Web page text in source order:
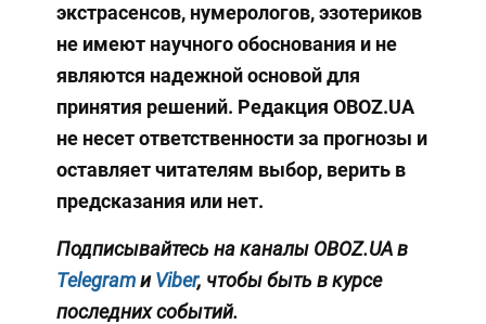
экстрасенсов, нумерологов, эзотериков
не имеют научного обоснования и не
являются надежной основой для
принятия решений. Редакция OBOZ.UA
не несет ответственности за прогнозы и
оставляет читателям выбор, верить в
предсказания или нет.
Подписывайтесь на каналы OBOZ.UA в
TelegramиViber, чтобы быть в курсе
последних событий.